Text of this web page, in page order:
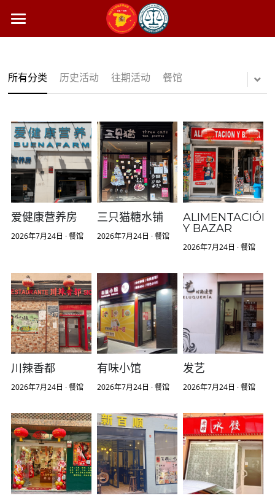
主页
所有店铺
超市货行
礼品饰品
养生药房
美容保健
生活出行
本周新闻
生活服务
惠民政策
大使馆公告
招聘求职
历史活动
推广优惠
关于我们
搜索
简体中文
简体中文
Español
所有分类 历史活动 往期活动 餐馆
爱健康营养房
2026年7月24日 ·餐馆
三只猫糖水铺
2026年7月24日 ·餐馆
ALIMENTACIÓN
Y BAZAR
2026年7月24日 ·餐馆
川辣香都
2026年7月24日 ·餐馆
有味小馆
2026年7月24日 ·餐馆
发艺
2026年7月24日 ·餐馆